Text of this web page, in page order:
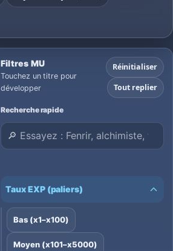
Filtres MU
Touchez un titre pour
développer
Réinitialiser
Tout replier
Recherche rapide
Taux EXP (paliers)
Bas (x1–x100)
Moyen (x101–x5000)